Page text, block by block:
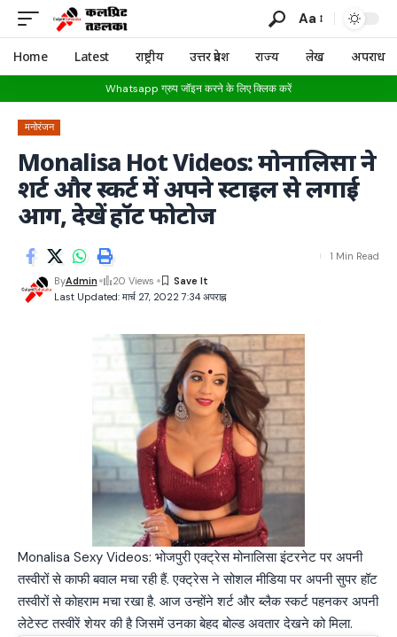
Aa
Home Latest राष्ट्रीय उत्तर प्रदेश राज्य लेख अपराध
Whatsapp ग्रुप जॉइन करने के लिए क्लिक करें
मनोरंजन
Monalisa Hot Videos: मोनालिसा ने
शर्ट और स्कर्ट में अपने स्टाइल से लगाई
आग, देखें हॉट फोटोज
Last Updated: मार्च 27, 2022 7:34 अपराह्न
ByAdmin 20 Views
1 Min Read
Monalisa Sexy Videos: भोजपुरी एक्ट्रेस मोनालिसा इंटरनेट पर अपनी
तस्वीरों से काफी बवाल मचा रही हैं. एक्ट्रेस ने सोशल मीडिया पर अपनी सुपर हॉट
तस्वीरों से कोहराम मचा रखा है. आज उन्होंने शर्ट और ब्लैक स्कर्ट पहनकर अपनी
लेटेस्ट तस्वीरें शेयर की है जिसमें उनका बेहद बोल्ड अवतार देखने को मिला.